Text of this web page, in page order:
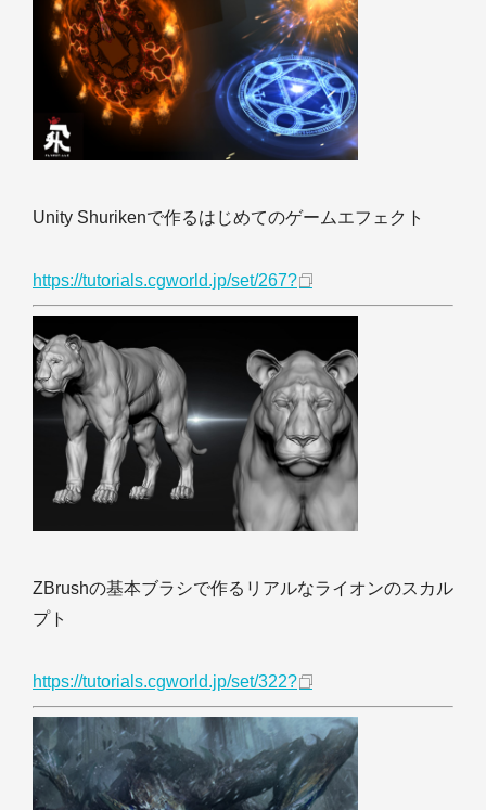
Unity Shurikenで作るはじめてのゲームエフェクト
https://tutorials.cgworld.jp/set/267?
ZBrushの基本ブラシで作るリアルなライオンのスカル
プト
https://tutorials.cgworld.jp/set/322?